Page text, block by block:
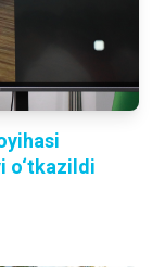
o‘tkazildi